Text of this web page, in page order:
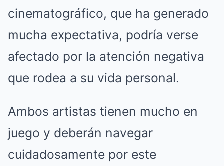
cinematográfico, que ha generado
mucha expectativa, podría verse
afectado por la atención negativa
que rodea a su vida personal.
Ambos artistas tienen mucho en
juego y deberán navegar
cuidadosamente por este